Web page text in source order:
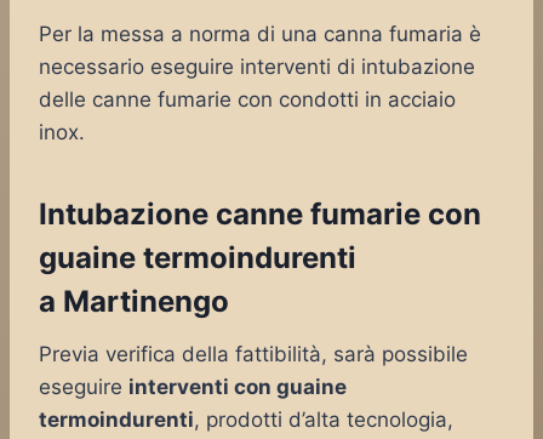
Per la messa a norma di una canna fumaria è
necessario eseguire interventi di intubazione
delle canne fumarie con condotti in acciaio
inox.
Intubazione canne fumarie con
guaine termoindurenti
a Martinengo
Previa verifica della fattibilità, sarà possibile
eseguire interventi con guaine
termoindurenti, prodotti d’alta tecnologia,